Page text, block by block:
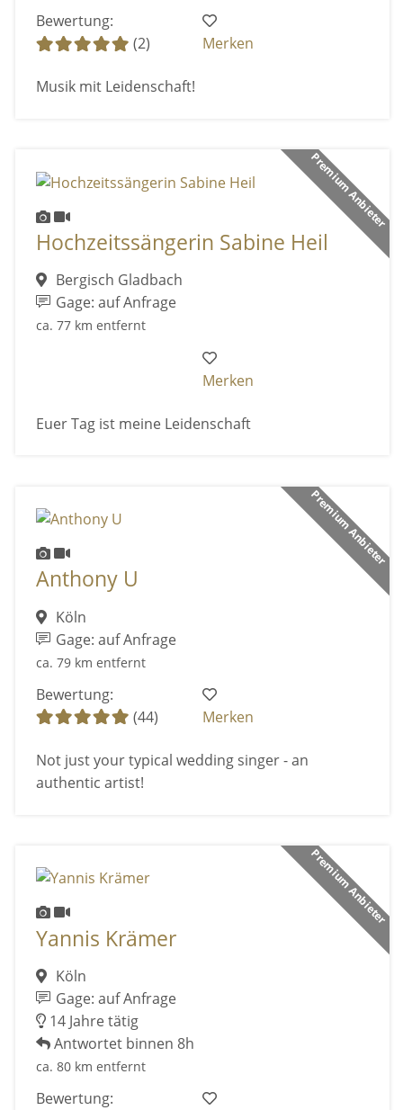
Bewertung:
(2)
Merken
Musik mit Leidenschaft!
Premium Anbieter
Hochzeitssängerin Sabine Heil
Bergisch Gladbach
Gage: auf Anfrage
ca. 77 km entfernt
Merken
Euer Tag ist meine Leidenschaft
Premium Anbieter
Anthony U
Köln
Gage: auf Anfrage
ca. 79 km entfernt
Bewertung:
(44)
Merken
Not just your typical wedding singer - an
authentic artist!
Premium Anbieter
Yannis Krämer
Köln
Gage: auf Anfrage
14 Jahre tätig
Antwortet binnen 8h
ca. 80 km entfernt
Bewertung: